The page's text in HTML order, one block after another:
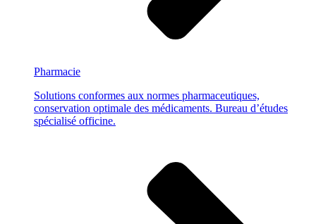
Pharmacie
Solutions conformes aux normes pharmaceutiques,
conservation optimale des médicaments. Bureau d’études
spécialisé officine.